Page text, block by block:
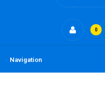
0
Navigation